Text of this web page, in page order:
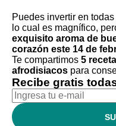
Puedes invertir en
lo cual es magnífico,
exquisito aroma de
corazón este 14 de
Te compartimos 5
afrodisiacos para
Recibe gratis